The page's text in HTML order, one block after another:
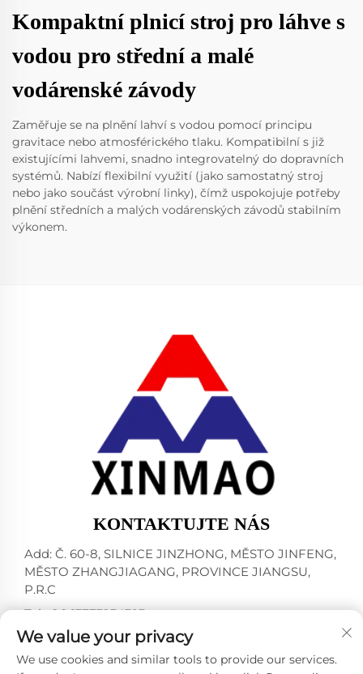
Kompaktní plnicí stroj pro láhve s
vodou pro střední a malé
vodárenské závody
Zaměřuje se na plnění lahví s vodou pomocí principu
gravitace nebo atmosférického tlaku. Kompatibilní s již
existujícími lahvemi, snadno integrovatelný do dopravních
systémů. Nabízí flexibilní využití (jako samostatný stroj
nebo jako součást výrobní linky), čímž uspokojuje potřeby
plnění středních a malých vodárenských závodů stabilním
výkonem.
KONTAKTUJTE NÁS
Add: Č. 60-8, SILNICE JINZHONG, MĚSTO JINFENG,
MĚSTO ZHANGJIAGANG, PROVINCE JIANGSU,
P.R.C
Tel:+86-13773234393
E-mail: [email protected]
We value your privacy
We use cookies and similar tools to provide our services.